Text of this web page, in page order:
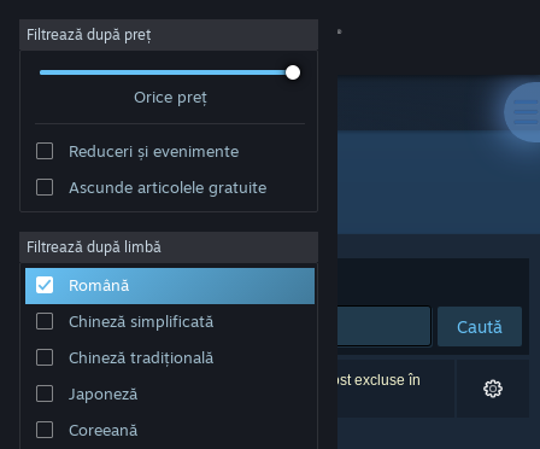
Conectează-te
Despre
Asistență
Schimbă limba
Filtrează după preț
Orice preț
Reduceri și evenimente
Ascunde articolele gratuite
Filtrează după limbă
Română
Chineză simplificată
Chineză tradițională
Japoneză
Coreeană
Dezvoltator: VGstudio
Sortează după
Caută
0 rezultate corespund căutării tale. 13 titluri au fost excluse în
funcție de preferințele tale.